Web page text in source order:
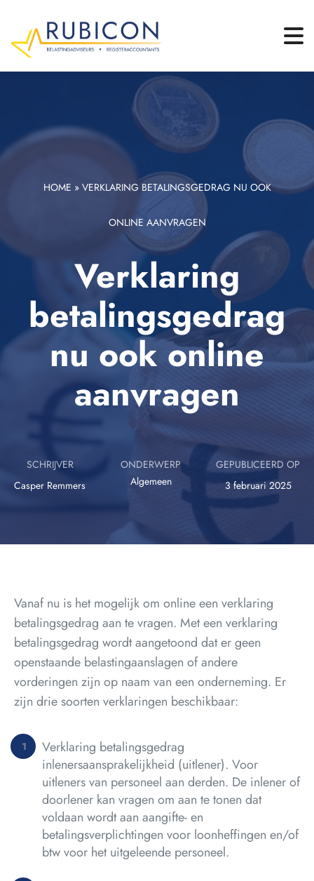
HOME » VERKLARING BETALINGSGEDRAG NU OOK
ONLINE AANVRAGEN
Verklaring
betalingsgedrag
nu ook online
aanvragen
SCHRIJVER
Casper Remmers
ONDERWERP
Algemeen
GEPUBLICEERD OP
3 februari 2025
Vanaf nu is het mogelijk om online een verklaring
betalingsgedrag aan te vragen. Met een verklaring
betalingsgedrag wordt aangetoond dat er geen
openstaande belastingaanslagen of andere
vorderingen zijn op naam van een onderneming. Er
zijn drie soorten verklaringen beschikbaar:
Verklaring betalingsgedrag
inlenersaansprakelijkheid (uitlener). Voor
uitleners van personeel aan derden. De inlener of
doorlener kan vragen om aan te tonen dat
voldaan wordt aan aangifte- en
betalingsverplichtingen voor loonheffingen en/of
btw voor het uitgeleende personeel.